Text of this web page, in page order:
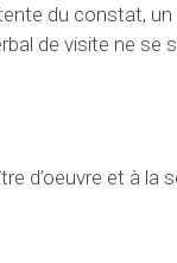
du constat,
de visite ne se
d’oeuvre et à la